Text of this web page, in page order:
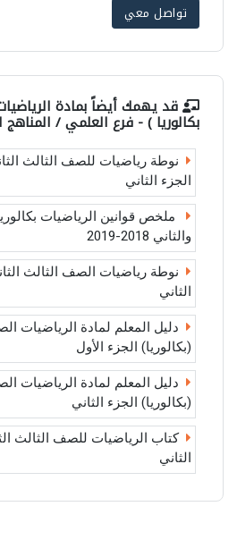
تواصل معي
قد يهمك أيضاً بمادة
بكالوريا ) - فرع العلمي / المناهج
الجزء الثاني
ملخص قوانين الرياضيات
والثاني 2018-2019
نوطة رياضيات الصف الثالث
الثاني
دليل المعلم لمادة الرياضيات
(بكالوريا) الجزء الأول
دليل المعلم لمادة الرياضيات
(بكالوريا) الجزء الثاني
كتاب الرياضيات للصف الثالث
الثاني